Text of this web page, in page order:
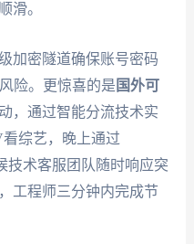
滑。
加密隧道确保账号密码
险。更惊喜的是 国外可
，通过智能分流技术实
综艺，晚上通过
技术客服团队随时响应突
工程师三分钟内完成节